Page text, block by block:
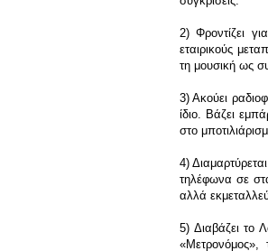
2) Φροντίζει
εταιρικούς
τη μουσική ως
3) Ακούει
ίδιο. Βάζει
στο
4)
τηλέφωνα σε
αλλά
5) Διαβάζει το
«Μετρονόμος»,